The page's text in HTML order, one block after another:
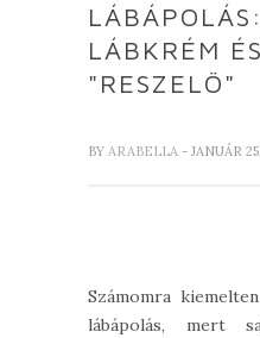
LÁBKRÉM
"RESZELÖ"
BY ARABELLA - JANUÁR
Számomra
lábápolás, mert